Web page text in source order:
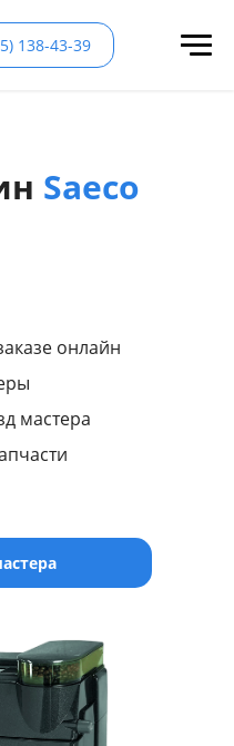
138-43-39
Saeco
онлайн
мастера